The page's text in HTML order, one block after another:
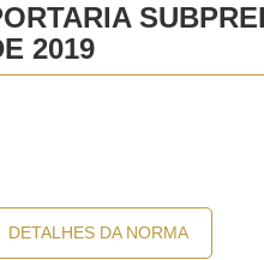
2019
DETALHES DA NORMA